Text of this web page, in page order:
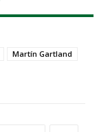
Martín Gartland